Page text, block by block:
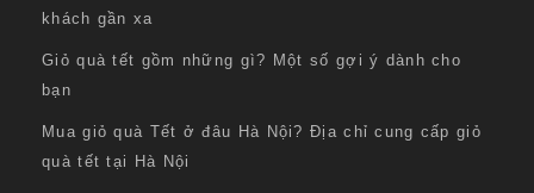
khách gần xa
Giỏ quà tết gồm những gì? Một số gợi ý dành cho
bạn
Mua giỏ quà Tết ở đâu Hà Nội? Địa chỉ cung cấp giỏ
quà tết tại Hà Nội